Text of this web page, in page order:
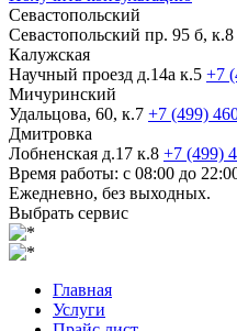
Севастопольский
Севастопольский пр. 95 б, к.8
Калужская
Научный проезд д.14а к.5 +7
Мичуринский
Удальцова, 60, к.7 +7 (499)
Дмитровка
Лобненская д.17 к.8 +7 (499)
Время работы: с 08:00 до
Ежедневно, без выходных.
Выбрать сервис
Главная
Услуги